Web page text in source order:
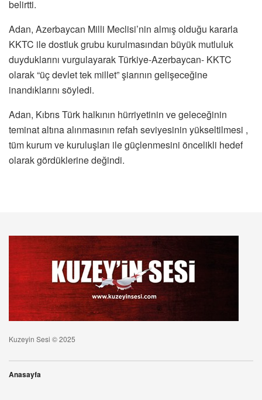
belirtti.
Adan, Azerbaycan Milli Meclisi’nin almış olduğu kararla
KKTC ile dostluk grubu kurulmasından büyük mutluluk
duyduklarını vurgulayarak Türkiye-Azerbaycan- KKTC
olarak “üç devlet tek millet” şiarının gelişeceğine
inandıklarını söyledi.
Adan, Kıbrıs Türk halkının hürriyetinin ve geleceğinin
teminat altına alınmasının refah seviyesinin yükseltilmesi ,
tüm kurum ve kuruluşları ile güçlenmesini öncelikli hedef
olarak gördüklerine değindi.
Kuzeyin Sesi © 2025
Anasayfa